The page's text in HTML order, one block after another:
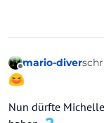
Offline
mario-diver
Nun dürfte